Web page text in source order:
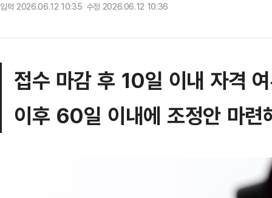
입력 2026.06.12 10:35 수정 2026.06.12 10:36
접수 마감 후 10일 이내 자격
이후 60일 이내에 조정안 마련